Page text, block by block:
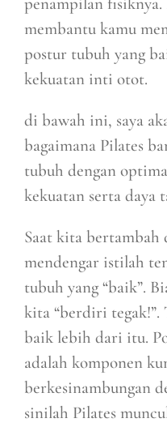
membantu kamu
postur tubuh yang
kekuatan inti otot.
di bawah ini, saya
bagaimana Pilates
tubuh dengan
kekuatan serta daya
Saat kita bertambah
mendengar istilah
tubuh yang “baik”.
kita “berdiri tegak!”.
baik lebih dari itu.
adalah komponen
berkesinambungan
sinilah Pilates